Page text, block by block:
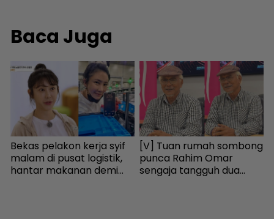
Baca Juga
Bekas pelakon kerja syif
malam di pusat logistik,
hantar makanan demi
[V] Tuan rumah sombong
punca Rahim Omar
sengaja tangguh dua